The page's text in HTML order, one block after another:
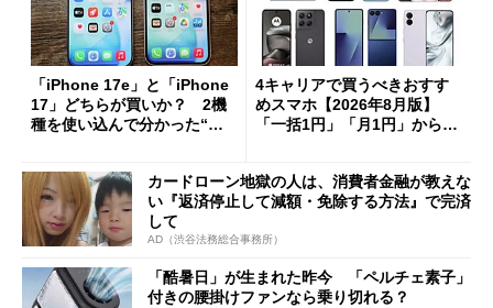
「iPhone 17e」と「iPhone
17」どちらが買いか？ 2機
種を使い込んで分かった“ス
4キャリアで買うべきおすす
めスマホ【2026年8月版】
「一括1円」「月1円」からお
カードローン地獄の人は、消費者金融が教えな
い『返済停止して減額・免除する方法』で完済
して
AD（渋谷法務総合事務所）
「酷暑日」が生まれた昨今 「ペルチェ素子」
付きの腰掛けファンなら乗り切れる？